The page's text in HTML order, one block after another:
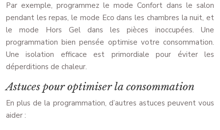
Par exemple, programmez le mode Confort dans le salon
pendant les repas, le mode Eco dans les chambres la nuit, et
le mode Hors Gel dans les pièces inoccupées. Une
programmation bien pensée optimise votre consommation.
Une isolation efficace est primordiale pour éviter les
déperditions de chaleur.
Astuces pour optimiser la consommation
En plus de la programmation, d’autres astuces peuvent vous
aider :